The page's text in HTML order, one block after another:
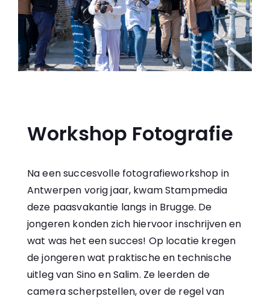
Workshop Fotografie
Na een succesvolle fotografieworkshop in
Antwerpen vorig jaar, kwam Stampmedia
deze paasvakantie langs in Brugge. De
jongeren konden zich hiervoor inschrijven en
wat was het een succes! Op locatie kregen
de jongeren wat praktische en technische
uitleg van Sino en Salim. Ze leerden de
camera scherpstellen, over de regel van